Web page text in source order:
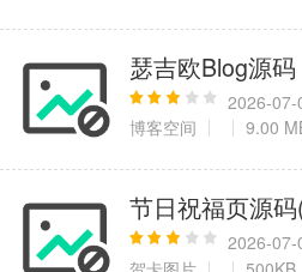
瑟吉欧Blog源码
2026-07-
博客空间
9.00
节日祝福页源
2026-07-